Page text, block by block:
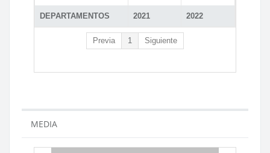
DEPARTAMENTOS 2021 2022
Previa 1 Siguiente
MEDIA